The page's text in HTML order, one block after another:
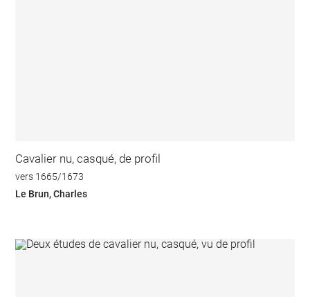
Cavalier nu, casqué, de profil
vers 1665/1673
Le Brun, Charles